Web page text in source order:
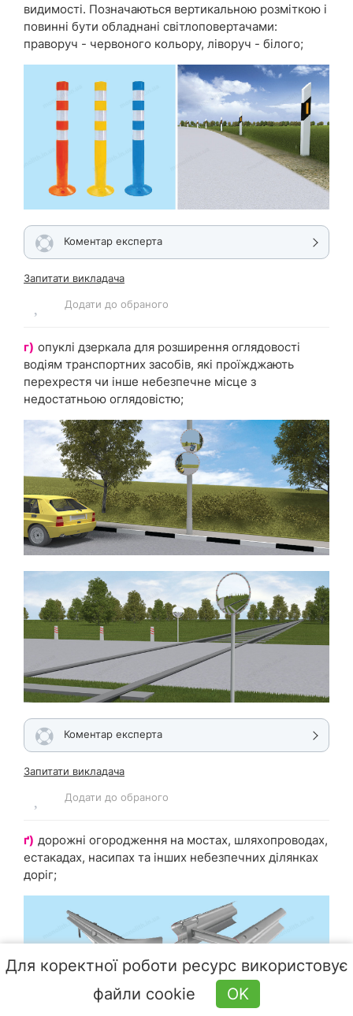
видимості. Позначаються вертикальною розміткою і
повинні бути обладнані світлоповертачами:
праворуч - червоного кольору, ліворуч - білого;
Коментар експерта
Запитати викладача
Додати до обраного
г) опуклі дзеркала для розширення оглядовості
водіям транспортних засобів, які проїжджають
перехрестя чи інше небезпечне місце з
недостатньою оглядовістю;
Коментар експерта
Запитати викладача
Додати до обраного
ґ) дорожні огородження на мостах, шляхопроводах,
естакадах, насипах та інших небезпечних ділянках
доріг;
Для коректної роботи ресурс використовує
файли cookie
OK